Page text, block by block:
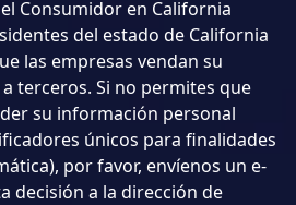
Consumidor en California
del estado de California
las empresas vendan su
terceros. Si no permites que
su información personal
únicos para finalidades
por favor, envíenos un e-
decisión a la dirección de